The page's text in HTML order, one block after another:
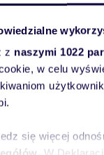
z naszymi 1022
w celu
się więcej
na wynajem
2
32,30 m2
województwo:
Pana Tadeusza